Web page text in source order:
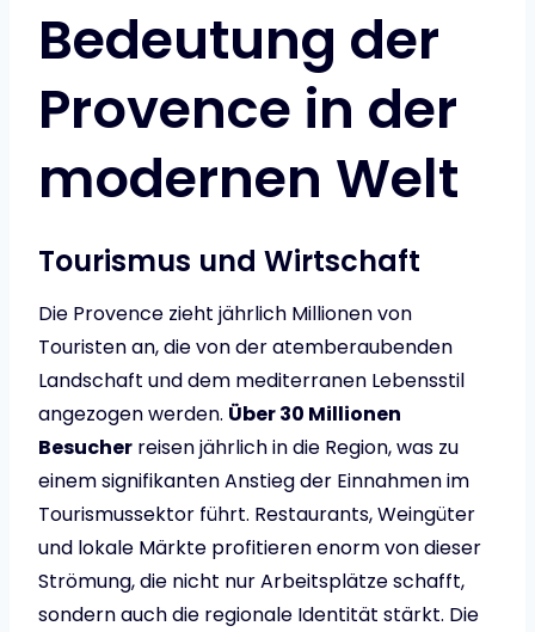
Bedeutung der
Provence in der
modernen Welt
Tourismus und Wirtschaft
Die Provence zieht jährlich Millionen von
Touristen an, die von der atemberaubenden
Landschaft und dem mediterranen Lebensstil
angezogen werden. Über 30 Millionen
Besucher reisen jährlich in die Region, was zu
einem signifikanten Anstieg der Einnahmen im
Tourismussektor führt. Restaurants, Weingüter
und lokale Märkte profitieren enorm von dieser
Strömung, die nicht nur Arbeitsplätze schafft,
sondern auch die regionale Identität stärkt. Die